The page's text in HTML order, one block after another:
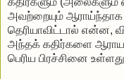
அவற்றையும் ஆராய்ந்தாக
தெரியாவிட்டால் என்ன,
அந்தக் கதிர்களை
பெரிய பிரச்சினை உள்ளது